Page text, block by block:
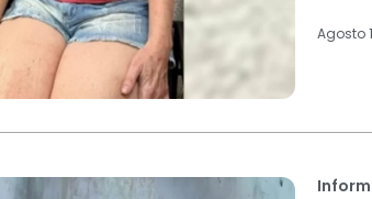
Agosto